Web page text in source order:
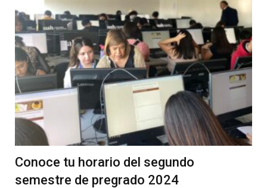
Conoce tu horario del segundo
semestre de pregrado 2024